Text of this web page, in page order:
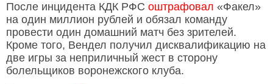
После инцидента КДК РФС оштрафовал «Факел»
на один миллион рублей и обязал команду
провести один домашний матч без зрителей.
Кроме того, Вендел получил дисквалификацию на
две игры за неприличный жест в сторону
болельщиков воронежского клуба.